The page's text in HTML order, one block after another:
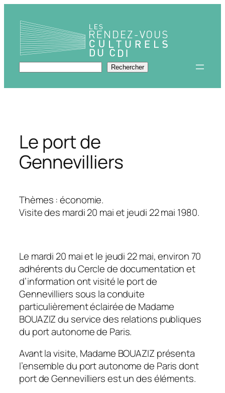
contenu
Rechercher Rechercher
Le port de
Gennevilliers
Thèmes : économie.
Visite des mardi 20 mai et jeudi 22 mai 1980.
Le mardi 20 mai et le jeudi 22 mai, environ 70
adhérents du Cercle de documentation et
d’information ont visité le port de
Gennevilliers sous la conduite
particulièrement éclairée de Madame
BOUAZIZ du service des relations publiques
du port autonome de Paris.
Avant la visite, Madame BOUAZIZ présenta
l’ensemble du port autonome de Paris dont
port de Gennevilliers est un des éléments.